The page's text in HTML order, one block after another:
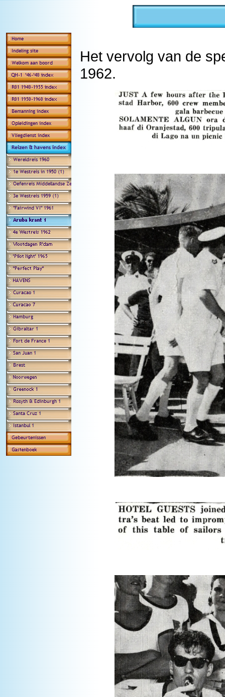
Het vervolg van de
1962.